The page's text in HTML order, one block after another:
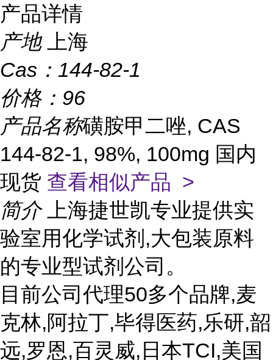
产品详情
产地
上海
Cas： 144-82-1
价格： 96
产品名称磺胺甲二唑, CAS
144-82-1, 98%, 100mg 国内
现货 查看相似产品 >
简介
上海捷世凯专业提供实
验室用化学试剂,大包装原料
的专业型试剂公司。
目前公司代理50多个品牌,麦
克林,阿拉丁,毕得医药,乐研,韶
远,罗恩,百灵威,日本TCI,美国